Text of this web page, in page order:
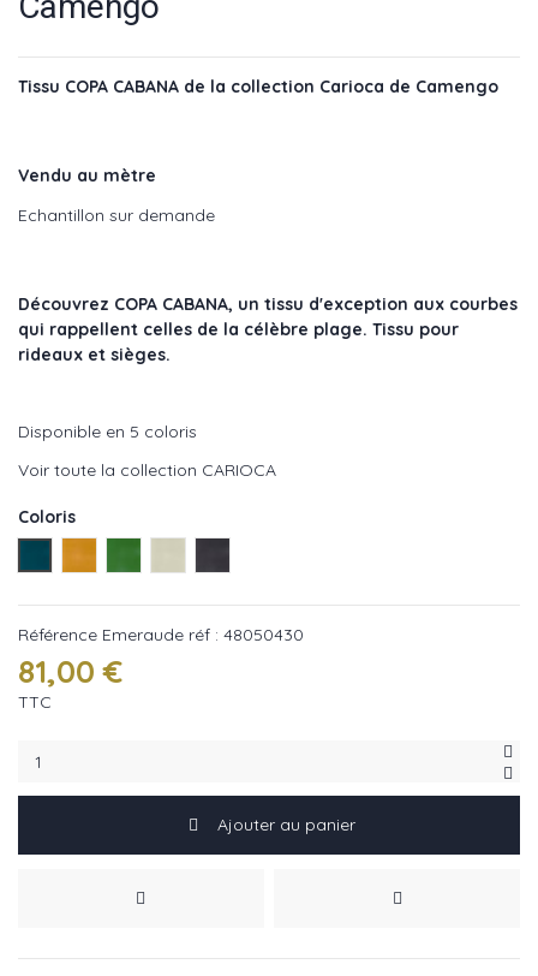
Tissu COPA CABANA de la collection Carioca de Camengo
Vendu au mètre
Echantillon sur demande
Découvrez COPA CABANA, un tissu d'exception aux courbes
qui rappellent celles de la célèbre plage. Tissu pour
rideaux et sièges.
Disponible en 5 coloris
Voir toute la collection CARIOCA
Coloris
Référence Emeraude réf : 48050430
81,00 €
TTC
Ajouter au panier